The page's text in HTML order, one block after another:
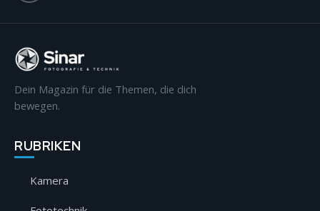
Dein Magazin für die Themen, die dich
bewegen.
RUBRIKEN
Kamera